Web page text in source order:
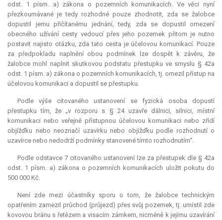
odst. 1 písm. a) zákona o pozemních komunikacích. Ve věci nyní
přezkoumávané je tedy rozhodné pouze zhodnotit, zda se žalobce
dopustil jemu přičítanému jednání, tedy, zda se dopustil omezení
obecného užívání cesty vedoucí přes jeho pozemek přitom je nutno
postavit najisto otázku, zda tato cesta je účelovou komunikací. Pouze
za předpokladu naplnění obou podmínek lze dospět k závěru, že
žalobce mohl naplnit skutkovou podstatu přestupku ve smyslu § 42a
odst. 1 písm. a) zákona o pozemních komunikacích, tj. omezil přístup na
účelovou komunikaci a dopustil se přestupku.
Podle výše citovaného ustanovení se fyzická osoba dopustí
přestupku tím, že „v rozporu s § 24 uzavře dálnici, silnici, místní
komunikaci nebo veřejně přístupnou účelovou komunikaci nebo zřídí
objížďku nebo neoznačí uzavírku nebo objížďku podle rozhodnutí o
uzavírce nebo nedodrží podmínky stanovené tímto rozhodnutím“.
Podle odstavce 7 citovaného ustanovení lze za přestupek dle § 42a
odst. 1 písm. a) zákona o pozemních komunikacích uložit pokutu do
500 000 Kč.
Není zde mezi účastníky sporu o tom, že žalobce technickým
opatřením zamezil průchod (průjezd) přes svůj pozemek, tj. umístil zde
kovovou bránu s řetězem a visacím zámkem, nicméně k jejímu uzavírání